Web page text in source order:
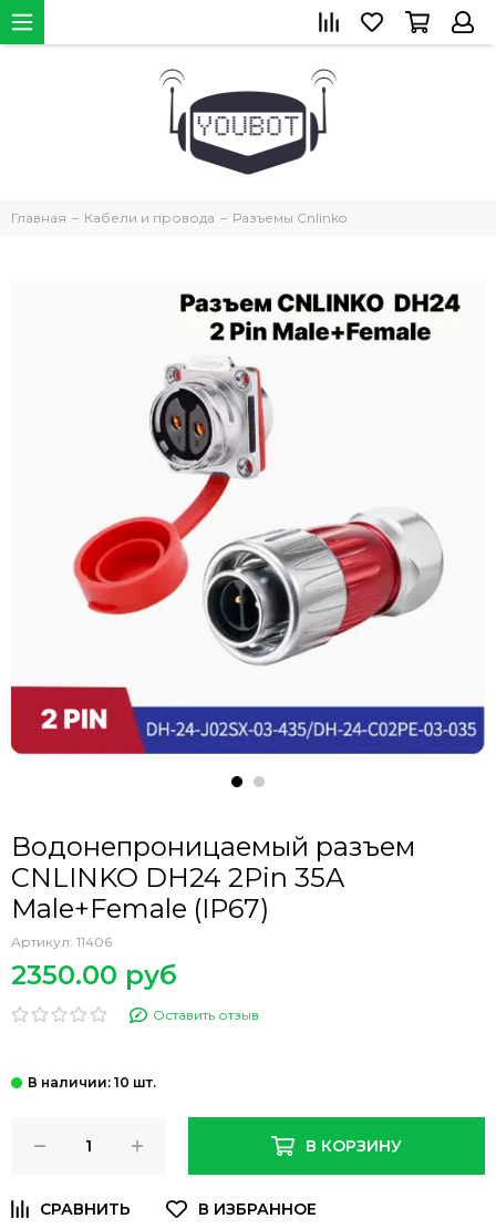
Главная Кабели и провода Разъемы Cnlinko
Водонепроницаемый разъем
CNLINKO DH24 2Pin 35A
Male+Female (IP67)
Артикул: 11406
2350.00 руб
Оставить отзыв
: 10 шт.
В КОРЗИНУ